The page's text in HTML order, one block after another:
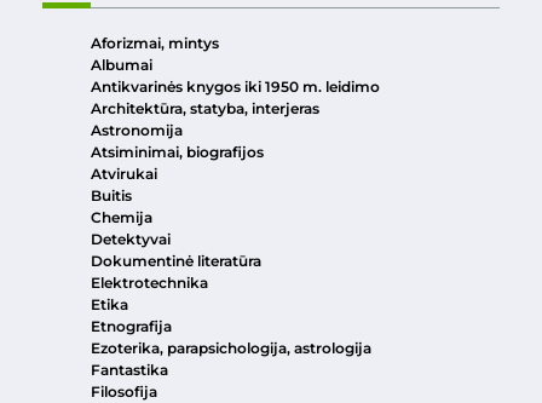
Aforizmai, mintys
Albumai
Antikvarinės knygos iki 1950 m. leidimo
Architektūra, statyba, interjeras
Astronomija
Atsiminimai, biografijos
Atvirukai
Buitis
Chemija
Detektyvai
Dokumentinė literatūra
Elektrotechnika
Etika
Etnografija
Ezoterika, parapsichologija, astrologija
Fantastika
Filosofija